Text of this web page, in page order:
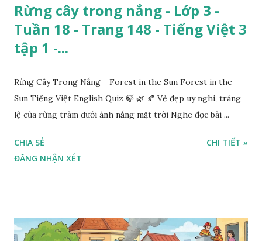
Rừng cây trong nắng - Lớp 3 -
Tuần 18 - Trang 148 - Tiếng Việt 3
tập 1 -...
Rừng Cây Trong Nắng - Forest in the Sun Forest in the
Sun Tiếng Việt English Quiz 🍃 🌿 🍂 Vẻ đẹp uy nghi, tráng
lệ của rừng tràm dưới ánh nắng mặt trời Nghe đọc bài ...
CHIA SẺ
ĐĂNG NHẬN XÉT
CHI TIẾT »